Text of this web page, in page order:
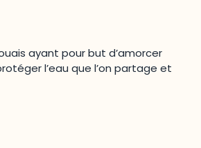
ayant pour but d’amorcer
l’eau que l’on partage et